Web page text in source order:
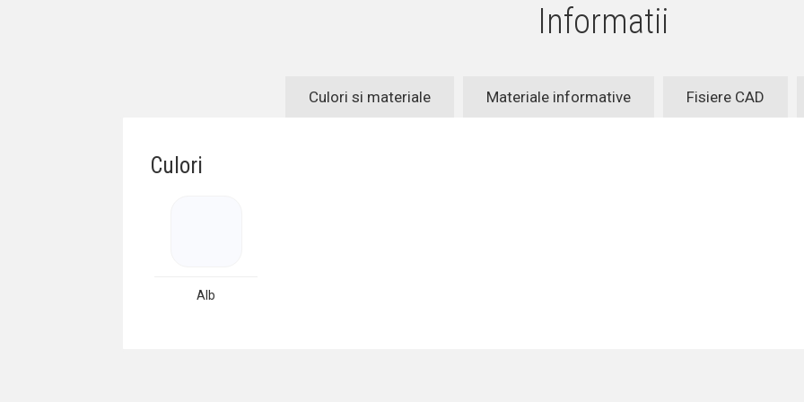
Informatii
Culori si materiale Materiale informative Fisiere CAD
Culori
Alb